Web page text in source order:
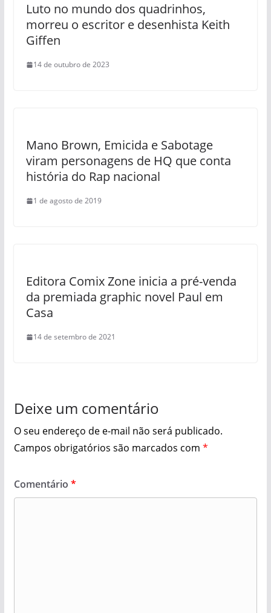
Luto no mundo dos quadrinhos,
morreu o escritor e desenhista Keith
Giffen
14 de outubro de 2023
Mano Brown, Emicida e Sabotage
viram personagens de HQ que conta
história do Rap nacional
1 de agosto de 2019
Editora Comix Zone inicia a pré-venda
da premiada graphic novel Paul em
Casa
14 de setembro de 2021
Deixe um comentário
O seu endereço de e-mail não será publicado.
Campos obrigatórios são marcados com *
Comentário *